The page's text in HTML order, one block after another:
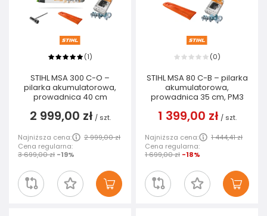
(1)
STIHL MSA 300 C-O –
pilarka akumulatorowa,
prowadnica 40 cm
2 999,00 zł / szt.
Najniższa cena:
2 999,00 zł
Cena regularna:
3 699,00 zł -19%
(0)
STIHL MSA 80 C-B – pilarka
akumulatorowa,
prowadnica 35 cm, PM3
1 399,00 zł / szt.
Najniższa cena:
1 444,41 zł
Cena regularna:
1 699,00 zł -18%